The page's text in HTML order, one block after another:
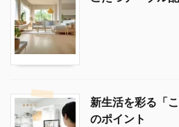
新生活を彩る「
のポイント